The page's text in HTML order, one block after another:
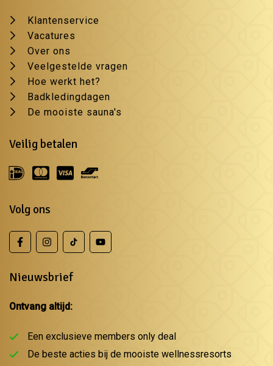
Klantenservice
Vacatures
Over ons
Veelgestelde vragen
Hoe werkt het?
Badkledingdagen
De mooiste sauna's
Veilig betalen
Volg ons
Nieuwsbrief
Ontvang altijd:
Een exclusieve members only deal
De beste acties bij de mooiste wellnessresorts